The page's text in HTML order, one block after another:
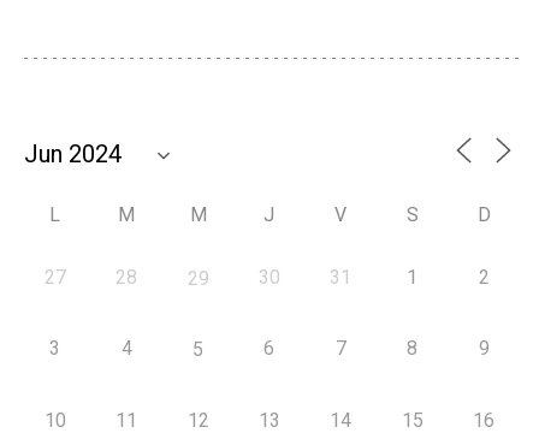
L M M J V S D
27 28 29 30 31 1 2
3 4 5 6 7 8 9
10 11 12 13 14 15 16